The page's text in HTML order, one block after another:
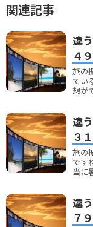
関連記事
違
４
旅の
てい
想が
違
３
旅の
です
当に
違
７